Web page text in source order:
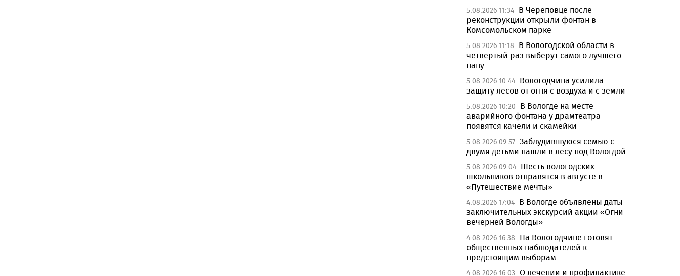
5.08.2026 11:34 В Череповце после
реконструкции открыли фонтан в
Комсомольском парке
5.08.2026 11:18
В Вологодской области в
четвертый раз выберут самого лучшего
папу
5.08.2026 10:44 Вологодчина усилила
защиту лесов от огня с воздуха и с земли
5.08.2026 10:20
В Вологде на месте
аварийного фонтана у драмтеатра
появятся качели и скамейки
5.08.2026 09:57 Заблудившуюся семью с
двумя детьми нашли в лесу под Вологдой
5.08.2026 09:04 Шесть вологодских
школьников отправятся в августе в
«Путешествие мечты»
4.08.2026 17:04 В Вологде объявлены даты
заключительных экскурсий акции «Огни
вечерней Вологды»
4.08.2026 16:38
На Вологодчине готовят
общественных наблюдателей к
предстоящим выборам
4.08.2026 16:03 О лечении и профилактике